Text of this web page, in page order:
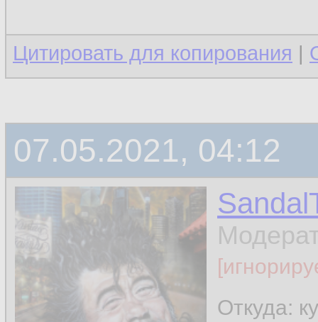
Цитировать для копирования |
07.05.2021, 04:12
Откуда: